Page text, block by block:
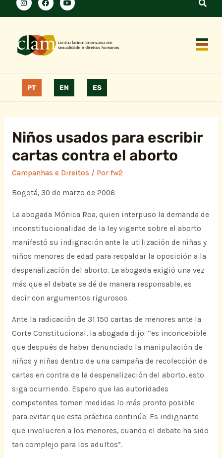
PT EN ES
Niños usados para escribir
cartas contra el aborto
Campanhas e Direitos / Por fw2
Bogotá, 30 de marzo de 2006
La abogada Mónica Roa, quien interpuso la demanda de
inconstitucionalidad de la ley vigente sobre el aborto
manifestó su indignación ante la utilización de niñas y
niños menores de edad para respaldar la oposición a la
despenalización del aborto. La abogada exigió una vez
más que el debate se dé de manera responsable, es
decir con argumentos rigurosos.
Ante la radicación de 31.150 cartas de menores ante la
Corte Constitucional, la abogada dijo: “es inconcebible
que después de haber denunciado la manipulación de
niños y niñas dentro de una campaña de recolección de
cartas en contra de la despenalización del aborto, esto
siga ocurriendo. Espero que las autoridades
competentes tomen medidas lo más pronto posible
para evitar que esta práctica continúe. Es indignante
que involucren a los menores, cuando el debate ha sido
tan complejo para los adultos”.